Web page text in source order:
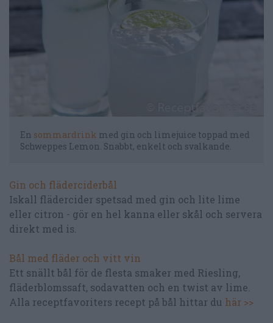
En sommardrink med gin och limejuice toppad med
Schweppes Lemon. Snabbt, enkelt och svalkande.
Gin och fläderciderbål
Iskall flädercider spetsad med gin och lite lime
eller citron - gör en hel kanna eller skål och servera
direkt med is.
Bål med fläder och vitt vin
Ett snällt bål för de flesta smaker med Riesling,
fläderblomssaft, sodavatten och en twist av lime.
Alla receptfavoriters recept på bål hittar du här >>